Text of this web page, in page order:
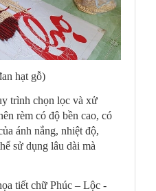
hạt gỗ)
trình chọn lọc và xử
rèm có độ bền cao, có
ánh nắng, nhiệt độ,
sử dụng lâu dài mà
tiết chữ Phúc – Lộc -